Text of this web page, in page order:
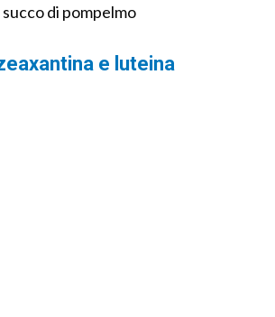
di pompelmo
e luteina